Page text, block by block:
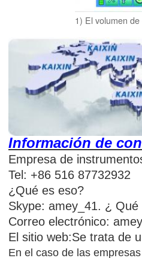
1) El volumen
Información de
Empresa de
Tel: +86 516 87732932
¿Qué es eso?
Skype: amey_41. ¿
Correo electrónico:
El sitio web:Se trata de
En el caso de las